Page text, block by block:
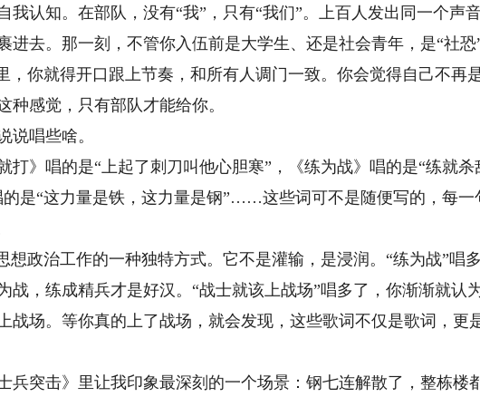
认知。在部队，没有“我”，只有“我们”。上百人发出同一个声
进去。那一刻，不管你入伍前是大学生、还是社会青年，是“社恐
，你就得开口跟上节奏，和所有人调门一致。你会觉得自己不再
种感觉，只有部队才能给你。
唱些啥。
》唱的是“上起了刺刀叫他心胆寒”，《练为战》唱的是“练就杀
的是“这力量是铁，这力量是钢”……这些词可不是随便写的，每一
政治工作的一种独特方式。它不是灌输，是浸润。“练为战”唱
，练成精兵才是好汉。“战士就该上战场”唱多了，你渐渐就
战场。等你真的上了战场，就会发现，这些歌词不仅是歌词，更
突击》里让我印象最深刻的一个场景：钢七连解散了，整栋楼